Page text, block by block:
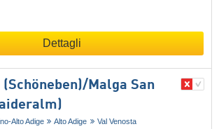
Dettagli
​Malga San
Alto Adige Alto Adige Val Venosta